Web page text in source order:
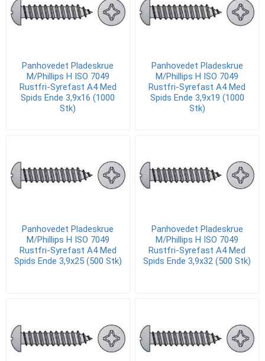
Panhovedet Pladeskrue
M/Phillips H ISO 7049
Rustfri-Syrefast A4 Med
Spids Ende 3,9x16 (1000
Stk)
Panhovedet Pladeskrue
M/Phillips H ISO 7049
Rustfri-Syrefast A4 Med
Spids Ende 3,9x19 (1000
Stk)
Panhovedet Pladeskrue
M/Phillips H ISO 7049
Rustfri-Syrefast A4 Med
Spids Ende 3,9x25 (500 Stk)
Panhovedet Pladeskrue
M/Phillips H ISO 7049
Rustfri-Syrefast A4 Med
Spids Ende 3,9x32 (500 Stk)